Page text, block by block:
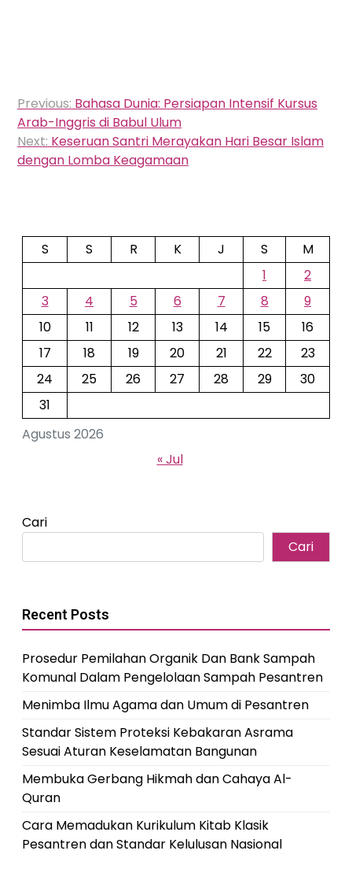
Navigasi
pos
Previous: Bahasa Dunia: Persiapan Intensif Kursus
Arab-Inggris di Babul Ulum
Next: Keseruan Santri Merayakan Hari Besar Islam
dengan Lomba Keagamaan
Agustus 2026
S S R K J S
M
1
2
3
4 5 6 7 8
9
10
11 12 13 14 15
16
17
18 19 20 21 22
23
24
25 26 27 28 29
30
31
« Jul
Cari
Cari
Recent Posts
Prosedur Pemilahan Organik Dan Bank Sampah
Komunal Dalam Pengelolaan Sampah Pesantren
Menimba Ilmu Agama dan Umum di Pesantren
Standar Sistem Proteksi Kebakaran Asrama
Sesuai Aturan Keselamatan Bangunan
Membuka Gerbang Hikmah dan Cahaya Al-
Quran
Cara Memadukan Kurikulum Kitab Klasik
Pesantren dan Standar Kelulusan Nasional